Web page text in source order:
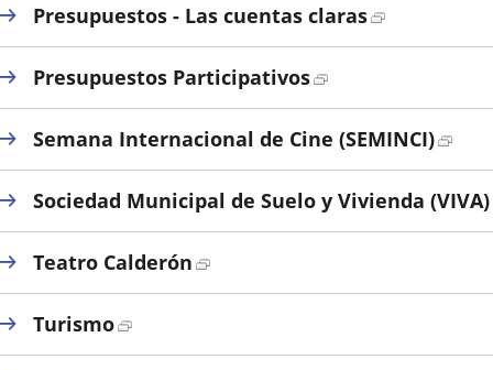
aplicación
externa.
Presupuestos - Las cuentas claras
Enlace
externa.
Presupuestos Participativos
Enlace
aplicación
externa.
Semana Internacional de Cine (SEMINCI)
Sociedad Municipal de Suelo y Vivienda (VIVA)
Teatro Calderón
Enlace
externa.
Turismo
Enlace